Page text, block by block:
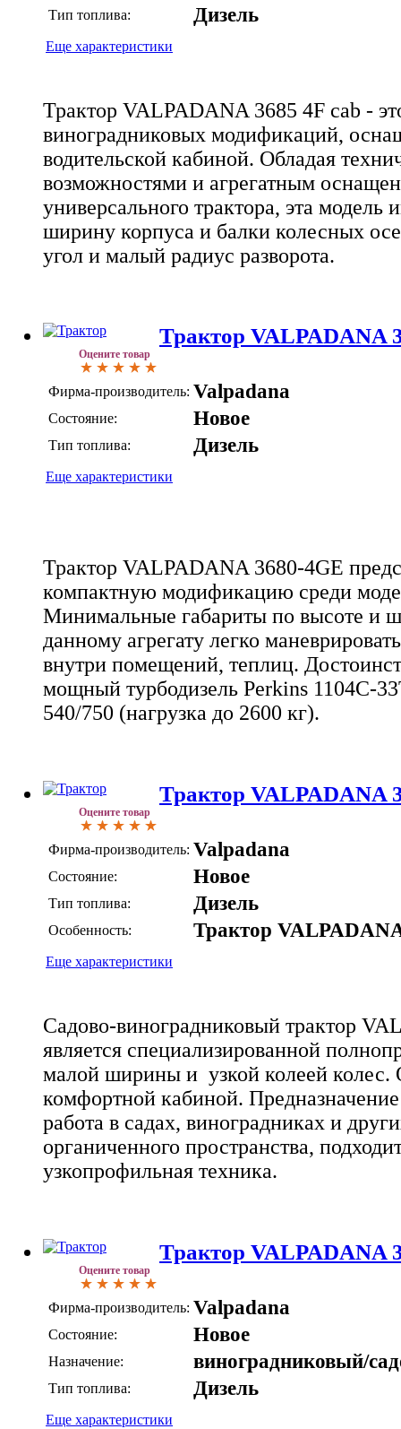
Тип топлива: Дизель
Еще характеристики
Трактор VALPADANA 3685 4F cab -
виноградниковых модификаций,
водительской кабиной. Обладая
возможностями и агрегатным
универсального трактора, эта
ширину корпуса и балки колесных
угол и малый радиус разворота.
Оцените товар
Трактор VALPADANA
Фирма-производитель: Valpadana
Состояние: Новое
Тип топлива: Дизель
Еще характеристики
Трактор VALPADANA 3680-4GE
компактную модификацию среди
Минимальные габариты по высоте и
данному агрегату легко
внутри помещений, теплиц.
мощный турбодизель Perkins 1104C-
540/750 (нагрузка до 2600 кг).
Оцените товар
Трактор VALPADANA
Фирма-производитель: Valpadana
Состояние: Новое
Тип топлива: Дизель
Особенность: Трактор
Еще характеристики
Садово-виноградниковый трактор
является специализированной
малой ширины и узкой колеей колес.
комфортной кабиной.
работа в садах, виноградниках и
органиченного пространства,
узкопрофильная техника.
Оцените товар
Трактор VALPADANA
Фирма-производитель: Valpadana
Состояние: Новое
Назначение: виноградниковый/
Тип топлива: Дизель
Еще характеристики